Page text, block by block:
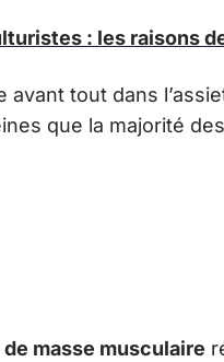
: les raisons
tout dans
que la majorité
masse musculaire